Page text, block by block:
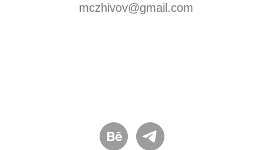
mczhivov@gmail.com